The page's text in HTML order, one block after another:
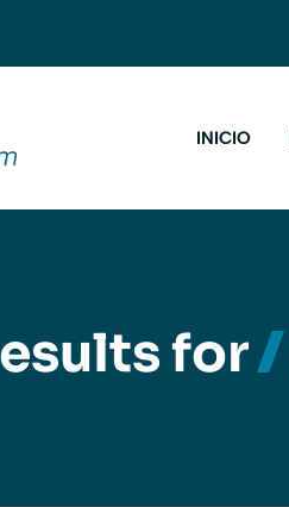
INICIO
for